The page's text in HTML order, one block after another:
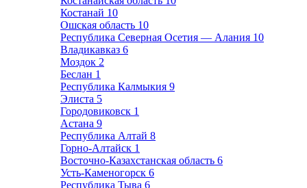
Костанай 10
Ошская область 10
Республика Северная Осетия — Алания 10
Владикавказ 6
Моздок 2
Беслан 1
Республика Калмыкия 9
Элиста 5
Городовиковск 1
Астана 9
Республика Алтай 8
Горно-Алтайск 1
Восточно-Казахстанская область 6
Усть-Каменогорск 6
Республика Тыва 6